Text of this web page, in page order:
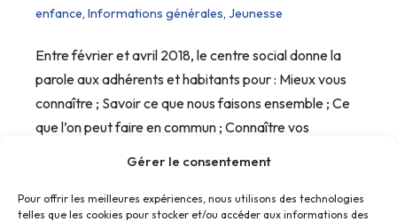
Gérer le consentement
Pour offrir les meilleures expériences, nous utilisons des technologies
telles que les cookies pour stocker et/ou accéder aux informations des
enfance, Informations générales, Jeunesse
Entre février et avril 2018, le centre social donne la
parole aux adhérents et habitants pour : Mieux vous
connaître ; Savoir ce que nous faisons ensemble ; Ce
que l’on peut faire en commun ; Connaître vos